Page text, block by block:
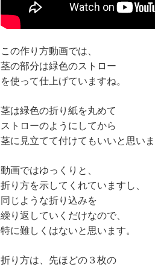
この作り方動画では、
茎の部分は緑色のストロー
を使って仕上げていますね。
茎は緑色の折り紙を丸めて
ストローのようにしてから
茎に見立てて付けてもいいと思い
動画ではゆっくりと、
折り方を示してくれていますし、
同じような折り込みを
繰り返していくだけなので、
特に難しくはないと思います。
折り方は、先ほどの３枚の